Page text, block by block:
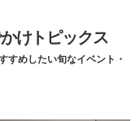
けトピックス
すめしたい旬なイベント・